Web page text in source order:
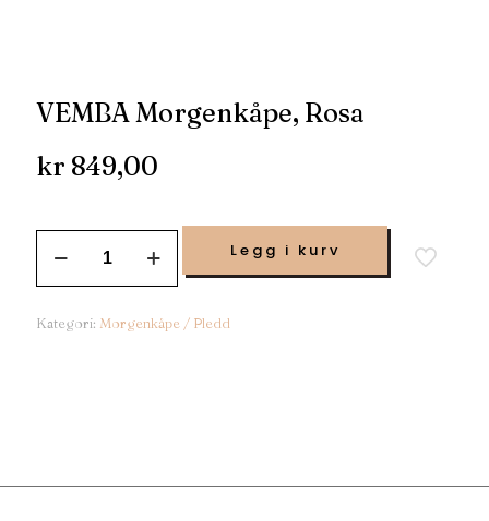
VEMBA Morgenkåpe, Rosa
kr 849,00
Legg i kurv
Kategori: Morgenkåpe / Pledd